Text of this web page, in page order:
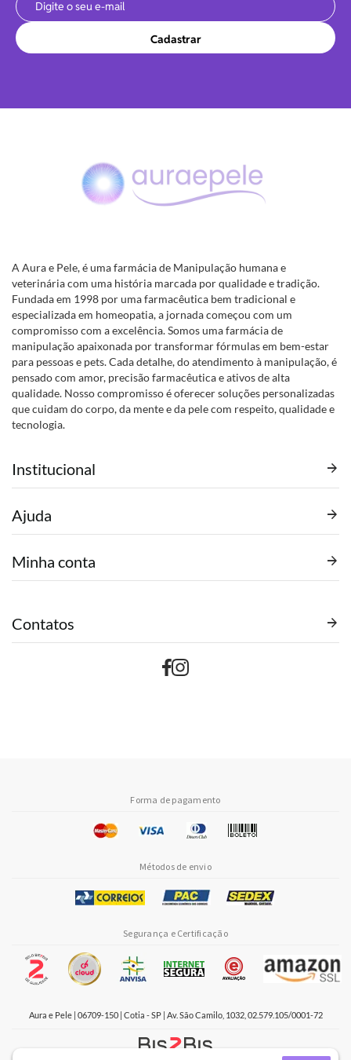
Cadastrar
A Aura e Pele, é uma farmácia de Manipulação humana e
veterinária com uma história marcada por qualidade e tradição.
Fundada em 1998 por uma farmacêutica bem tradicional e
especializada em homeopatia, a jornada começou com um
compromisso com a excelência. Somos uma farmácia de
manipulação apaixonada por transformar fórmulas em bem-estar
para pessoas e pets. Cada detalhe, do atendimento à manipulação, é
pensado com amor, precisão farmacêutica e ativos de alta
qualidade. Nosso compromisso é oferecer soluções personalizadas
que cuidam do corpo, da mente e da pele com respeito, qualidade e
tecnologia.
Institucional
Ajuda
Minha conta
Contatos
Forma de pagamento
Métodos de envio
Segurança e Certificação
Aura e Pele | 06709-150 | Cotia - SP | Av. São Camilo, 1032, 02.579.105/0001-72